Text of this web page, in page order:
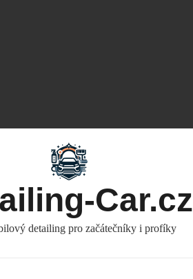
Car.cz
detailing pro začátečníky i profíky